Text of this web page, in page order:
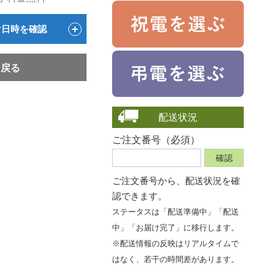
時を確認
戻る
配送状況
ご注文番号（必須）
ご注文番号から、 配送状況を確
認できます。
ステータスは「配送準備中」「配送
中」「お届け完了」に移行します。
※配送情報の反映はリアルタイムで
はなく、若干の時間差があります。